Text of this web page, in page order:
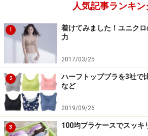
9層構造により「バストと一
で、悩みを解消！
９層構造で、快適なバストメイク
人気記事ランキン
1
着けてみました！ユニク
力
2017/03/25
2
ハーフトップブラを3社で
など
2019/09/26
3 100均プラケースでスッキ